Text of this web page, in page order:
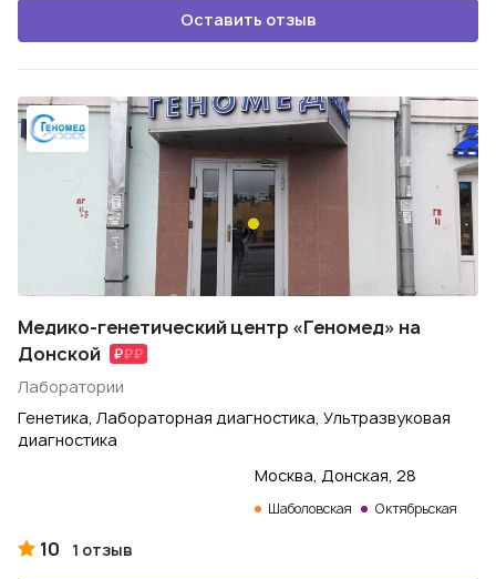
Оставить отзыв
Медико-генетический центр «Геномед» на
Донской
Лаборатории
Генетика, Лабораторная диагностика, Ультразвуковая
диагностика
Москва, Донская, 28
Шаболовская Октябрьская
10 1 отзыв